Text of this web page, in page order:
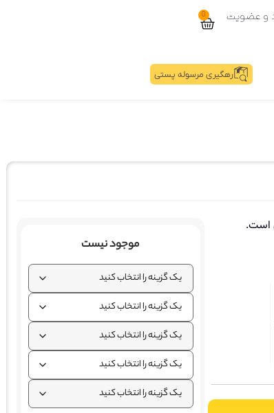
و عضویت 0
رهگیری مرسوله پستی
است.
موجود نیست